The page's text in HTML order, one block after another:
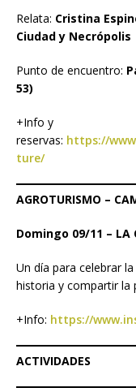
Relata: Cristina
Ciudad y Necrópolis
Punto de encuentro:
53)
+Info y
reservas: https://
ture/
AGROTURISMO –
Domingo 09/11 – LA
Un día para celebrar
historia y compartir la
+Info: https://
ACTIVIDADES